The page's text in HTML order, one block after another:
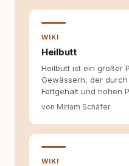
entsteht echte
Wissen ersetzt
und der
Tierschutz
Hund versteht,
für ein
WIKI
Heilbutt
Heilbutt ist ein großer
Gewässern, der
Fettgehalt und hohen
von Miriam Schäfer
WIKI